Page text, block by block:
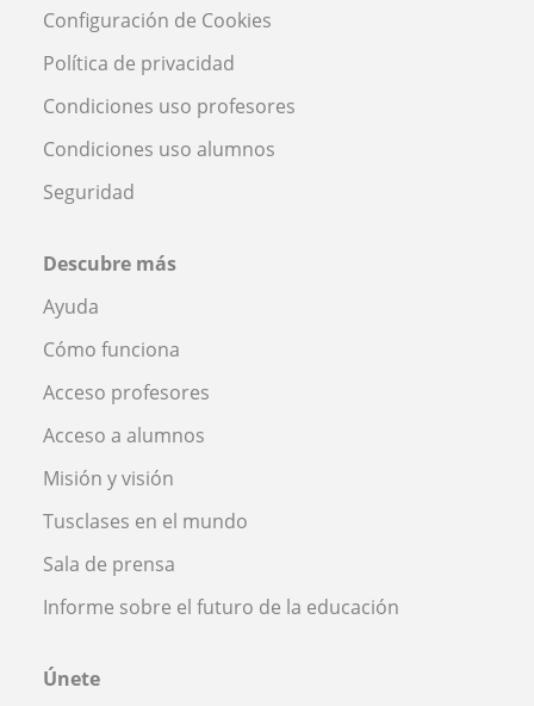
Configuración de Cookies
Política de privacidad
Condiciones uso profesores
Condiciones uso alumnos
Seguridad
Descubre más
Ayuda
Cómo funciona
Acceso profesores
Acceso a alumnos
Misión y visión
Tusclases en el mundo
Sala de prensa
Informe sobre el futuro de la educación
Únete